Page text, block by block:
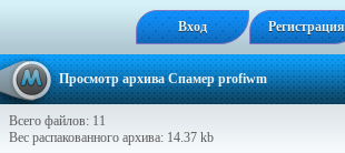
Вход Регистрация
Просмотр архива Спамер profiwm
Всего файлов: 11
Вес распакованного архива: 14.37 kb